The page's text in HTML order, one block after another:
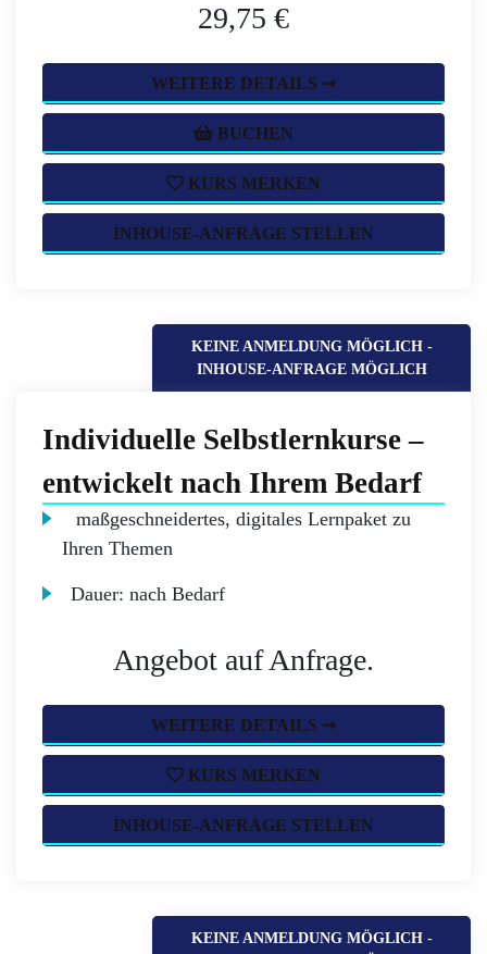
29,75 €
WEITERE DETAILS ➞
BUCHEN
KURS MERKEN
INHOUSE-ANFRAGE STELLEN
KEINE ANMELDUNG MÖGLICH -
INHOUSE-ANFRAGE MÖGLICH
Individuelle Selbstlernkurse –
entwickelt nach Ihrem Bedarf
maßgeschneidertes, digitales Lernpaket zu
Ihren Themen
Dauer:nach Bedarf
Angebot auf Anfrage.
WEITERE DETAILS ➞
KURS MERKEN
INHOUSE-ANFRAGE STELLEN
KEINE ANMELDUNG MÖGLICH -